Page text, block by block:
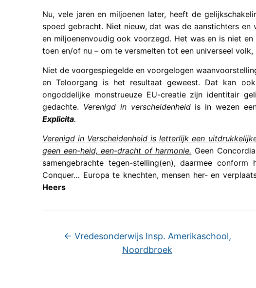
Nu, vele jaren en miljoenen later, heeft de
spoed gebracht. Niet nieuw, dat was de aanstichters
en miljoenenvoudig ook voorzegd. Het was en is niet
toen en/of nu – om te versmelten tot een universeel
Niet de voorgespiegelde en voorgelogen
en Teloorgang is het resultaat geweest. Dat kan
ongoddelijke monstrueuze EU-creatie zijn identitair
gedachte. Verenigd in verscheidenheid is in wezen
Explicita.
Verenigd in Verscheidenheid is letterlijk een
geen een-heid, een-dracht of harmonie. Geen
samengebrachte tegen-stelling(en), daarmee
Conquer… Europa te knechten, mensen her- en
Heers
← Vredesonderwijs Insp. Amerikaschool,
Noordbroek